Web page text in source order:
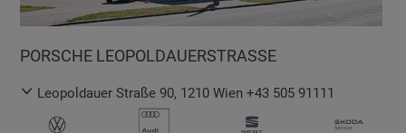
PORSCHE LEOPOLDAUERSTRASSE
Leopoldauer Straße 90, 1210 Wien +43 505 91111